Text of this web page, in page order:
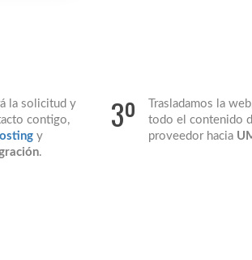
la solicitud y
contigo,
y
.
3º
Trasladamos la
todo el contenido
proveedor hacia